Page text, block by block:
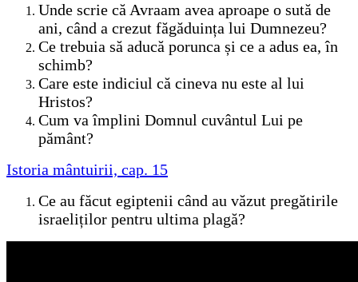
Unde scrie că Avraam avea aproape o sută de
ani, când a crezut făgăduința lui Dumnezeu?
Ce trebuia să aducă porunca și ce a adus ea, în
schimb?
Care este indiciul că cineva nu este al lui
Hristos?
Cum va împlini Domnul cuvântul Lui pe
pământ?
Istoria mântuirii, cap. 15
Ce au făcut egiptenii când au văzut pregătirile
israeliților pentru ultima plagă?